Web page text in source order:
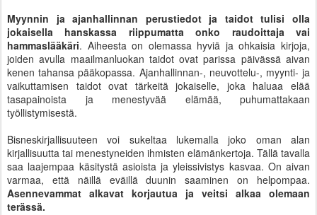
Myynnin ja ajanhallinnan perustiedot ja taidot tulisi olla
jokaisella hanskassa riippumatta onko raudoittaja vai
hammaslääkäri. Aiheesta on olemassa hyviä ja ohkaisia kirjoja,
joiden avulla maailmanluokan taidot ovat parissa päivässä aivan
kenen tahansa pääkopassa. Ajanhallinnan-, neuvottelu-, myynti- ja
vaikuttamisen taidot ovat tärkeitä jokaiselle, joka haluaa elää
tasapainoista ja menestyvää elämää, puhumattakaan
työllistymisestä.
Bisneskirjallisuuteen voi sukeltaa lukemalla joko oman alan
kirjallisuutta tai menestyneiden ihmisten elämänkertoja. Tällä tavalla
saa laajempaa käsitystä asioista ja yleissivistys kasvaa. On aivan
varmaa, että näillä eväillä duunin saaminen on helpompaa.
Asennevammat alkavat korjautua ja veitsi alkaa olemaan
terässä.